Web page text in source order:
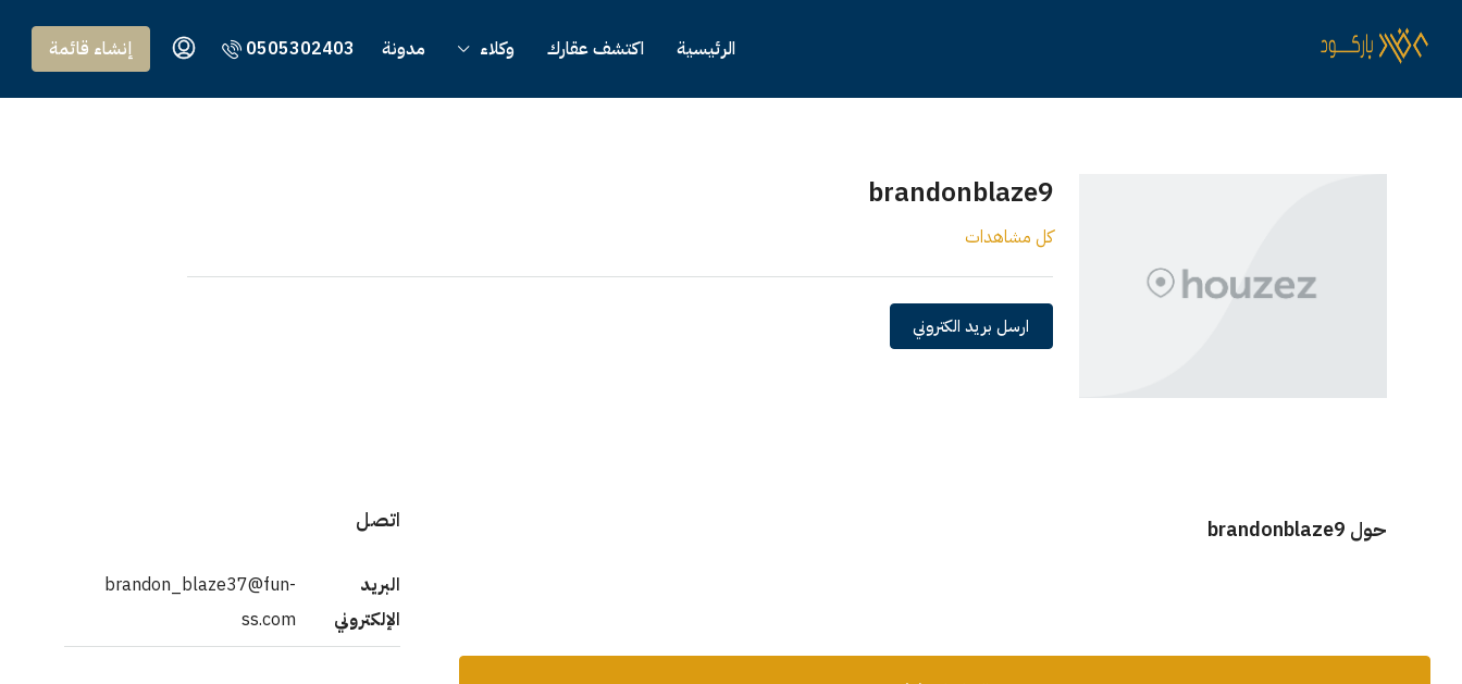
الرئيسية اكتشف عقارك وكلاء مدونة 0505302403 إنشاء قائمة
brandonblaze9
كل مشاهدات
ارسل بريد الكتروني
حول brandonblaze9 اتصل
البريد
الإلكتروني
brandon_blaze37@fun-
ss.com